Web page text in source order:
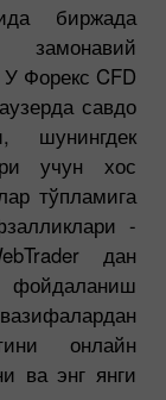
биржада
Форекс CFD
савдо
шунингдек
учун хос
тўпламига
-
дан
фойдаланиш
онлайн
ва энг янги